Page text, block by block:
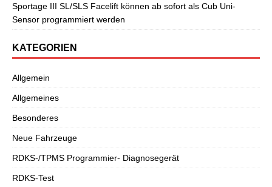
Sportage III SL/SLS Facelift können ab sofort als Cub Uni-
Sensor programmiert werden
KATEGORIEN
Allgemein
Allgemeines
Besonderes
Neue Fahrzeuge
RDKS-/TPMS Programmier- Diagnosegerät
RDKS-Test